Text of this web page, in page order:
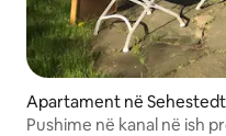
Apartament në Sehestedt
Pushime në kanal në ish